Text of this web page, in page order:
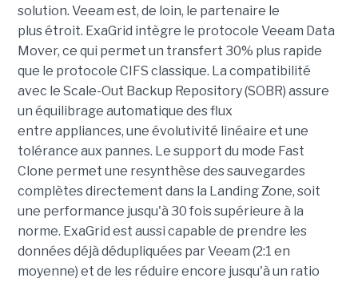
solution. Veeam est, de loin, le partenaire le
plus étroit. ExaGrid intègre le protocole Veeam Data
Mover, ce qui permet un transfert 30% plus rapide
que le protocole CIFS classique. La compatibilité
avec le Scale-Out Backup Repository (SOBR) assure
un équilibrage automatique des flux
entre appliances, une évolutivité linéaire et une
tolérance aux pannes. Le support du mode Fast
Clone permet une resynthèse des sauvegardes
complètes directement dans la Landing Zone, soit
une performance jusqu'à 30 fois supérieure à la
norme. ExaGrid est aussi capable de prendre les
données déjà dédupliquées par Veeam (2:1 en
moyenne) et de les réduire encore jusqu'à un ratio